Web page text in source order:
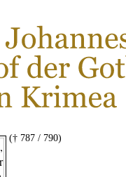
(† 787 / 790)